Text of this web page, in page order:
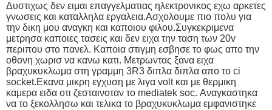
Δυστιχως δεν ειμαι επαγγελματιας ηλεκτρονικος εχω αρκετες
γνωσεις και καταλληλα εργαλεια.Ασχολουμε πιο πολυ για
την δικη μου αναγκη και καποιου φιλου.Συγκεκριμενα
μετρησα καποιες τασεις και δεν ειχα την ταση των 20v
περιπου στο πανελ. Καποια στιγμη εσβησε το φως απο την
οθονη χωρισ να κανω κατι. Μετρωντας ξανα ειχα
βραχυκυκλωμα στη γραμμη 3R3 διπλα διπλα απο το ci
socket.Εκανα μικρη εγχυση με λιγα volt και με θερμικη
καμερα ειδα οτι ζεσταινοταν το mediatek soc. Αναγκαστηκα
να το ξεκολλησω και τελικα το βραχυκυκλωμα εμφανιστηκε